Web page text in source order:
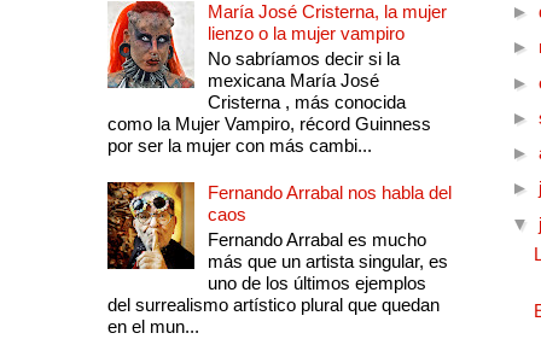
María José Cristerna, la mujer
lienzo o la mujer vampiro
No sabríamos decir si la
mexicana María José
Cristerna , más conocida
como la Mujer Vampiro, récord Guinness
por ser la mujer con más cambi...
Fernando Arrabal nos habla del
caos
Fernando Arrabal es mucho
más que un artista singular, es
uno de los últimos ejemplos
del surrealismo artístico plural que quedan
en el mun...
►
►
►
►
►
►
▼